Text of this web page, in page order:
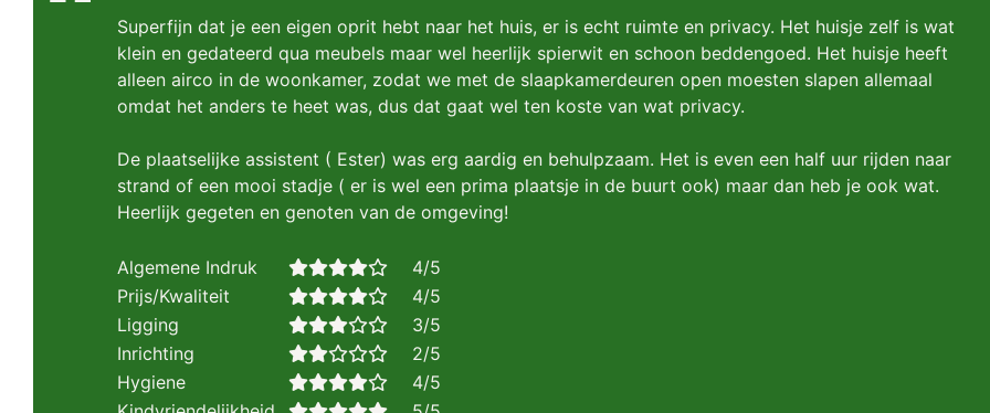
Superfijn dat je een eigen oprit hebt naar het huis, er is echt ruimte en privacy. Het huisje zelf is wat
klein en gedateerd qua meubels maar wel heerlijk spierwit en schoon beddengoed. Het huisje heeft
alleen airco in de woonkamer, zodat we met de slaapkamerdeuren open moesten slapen allemaal
omdat het anders te heet was, dus dat gaat wel ten koste van wat privacy.
De plaatselijke assistent ( Ester) was erg aardig en behulpzaam. Het is even een half uur rijden naar
strand of een mooi stadje ( er is wel een prima plaatsje in de buurt ook) maar dan heb je ook wat.
Heerlijk gegeten en genoten van de omgeving!
Algemene Indruk
4/5
Prijs/Kwaliteit
4/5
Ligging
3/5
Inrichting
2/5
Hygiene
4/5